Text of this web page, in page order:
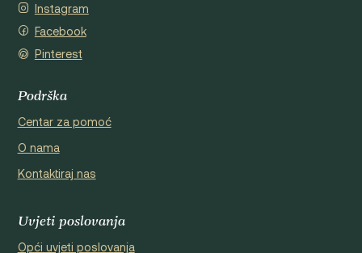
Instagram
Facebook
Pinterest
Podrška
Centar za pomoć
O nama
Kontaktiraj nas
Uvjeti poslovanja
Opći uvjeti poslovanja